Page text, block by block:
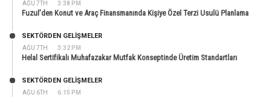
AĞU 7TH 3:38 PM
Fuzul’den Konut ve Araç Finansmanında Kişiye Özel Terzi Usulü Planlama
AĞU 7TH 3:32 PM
SEKTÖRDEN GELIŞMELER
Helal Sertifikalı Muhafazakar Mutfak Konseptinde Üretim Standartları
AĞU 6TH 6:15 PM
SEKTÖRDEN GELIŞMELER